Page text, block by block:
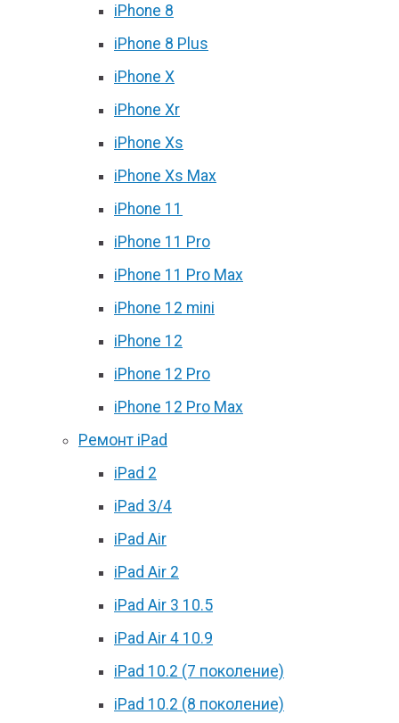
iPhone 8
iPhone 8 Plus
iPhone X
iPhone Xr
iPhone Xs
iPhone Xs Max
iPhone 11
iPhone 11 Pro
iPhone 11 Pro Max
iPhone 12 mini
iPhone 12
iPhone 12 Pro
iPhone 12 Pro Max
Ремонт iPad
iPad 2
iPad 3/4
iPad Air
iPad Air 2
iPad Air 3 10.5
iPad Air 4 10.9
iPad 10.2 (7 поколение)
iPad 10.2 (8 поколение)